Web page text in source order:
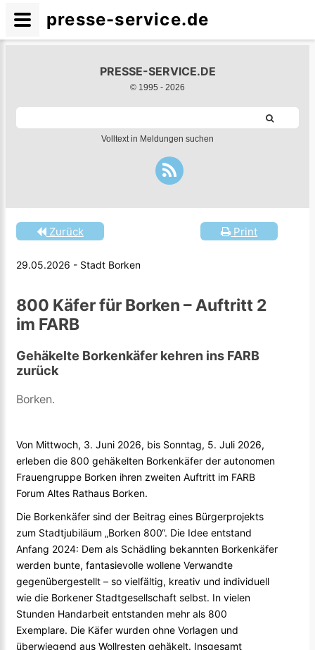
PRESSE-SERVICE.DE
© 1995 - 2026
Volltext in Meldungen suchen
Print
Zurück
29.05.2026 - Stadt Borken
800 Käfer für Borken – Auftritt 2
im FARB
Gehäkelte Borkenkäfer kehren ins FARB
zurück
Borken.
Von Mittwoch, 3. Juni 2026, bis Sonntag, 5. Juli 2026,
erleben die 800 gehäkelten Borkenkäfer der autonomen
Frauengruppe Borken ihren zweiten Auftritt im FARB
Forum Altes Rathaus Borken.
Die Borkenkäfer sind der Beitrag eines Bürgerprojekts
zum Stadtjubiläum „Borken 800“. Die Idee entstand
Anfang 2024: Dem als Schädling bekannten Borkenkäfer
werden bunte, fantasievolle wollene Verwandte
gegenübergestellt – so vielfältig, kreativ und individuell
wie die Borkener Stadtgesellschaft selbst. In vielen
Stunden Handarbeit entstanden mehr als 800
Exemplare. Die Käfer wurden ohne Vorlagen und
überwiegend aus Wollresten gehäkelt. Insgesamt
presse-service.de